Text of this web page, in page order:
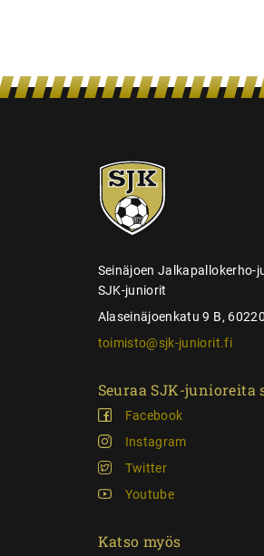
u
s
SJK-
juniorit
Seinäjoen Jalkapallokerho-
SJK-juniorit
Alaseinäjoenkatu 9 B,
toimisto@sjk-juniorit.fi
Seuraa SJK-junioreita
Facebook
Instagram
Twitter
Youtube
Katso myös